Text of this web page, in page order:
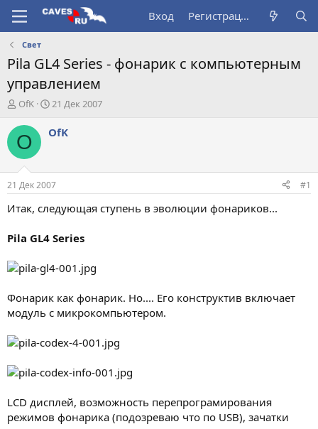
Вход Регистрация
Свет
Pila GL4 Series - фонарик с компьютерным
управлением
А
т
о
т
е
м
ы
OfK
Д
т
ч
а
л
а
21 Дек 2007
O OfK
21 Дек 2007 #1
Итак, следующая ступень в эволюции фонариков...
Pila GL4 Series
Фонарик как фонарик. Но.... Его конструктив включает
модуль с микрокомпьютером.
LCD дисплей, возможность перепрограмирования
режимов фонарика (подозреваю что по USB), зачатки